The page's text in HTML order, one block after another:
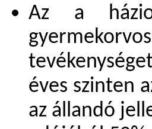
Az a
éves szinten
az állandó